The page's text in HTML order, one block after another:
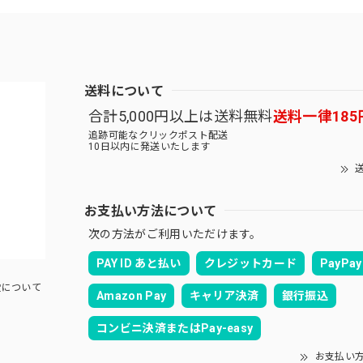
ついて
送料について
合計5,000円以上は送料無料送料一律185
追跡可能なクリックポスト配送
10日以内に発送いたします
お支払い方法について
次の方法がご利用いただけます。
PAY ID あと払い クレジットカード PayPay
Amazon Pay キャリア決済 銀行振込
コンビニ決済またはPay-easy
お支払い